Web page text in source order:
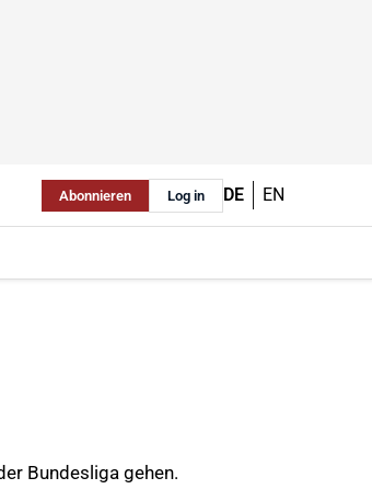
Abonnieren Log in DE EN
Bundesliga gehen.